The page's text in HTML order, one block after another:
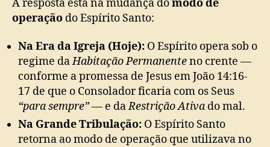
A resposta está na mudança domodo de
operação do Espírito Santo:
Na Era da Igreja (Hoje): O Espírito opera sob o
regime daHabitação Permanenteno crente —
conforme a promessa de Jesus em João 14:16-
17 de que o Consolador ficaria com os Seus
“para sempre”— e daRestrição Ativa do mal.
Na Grande Tribulação: O Espírito Santo
retorna ao modo de operação que utilizava no